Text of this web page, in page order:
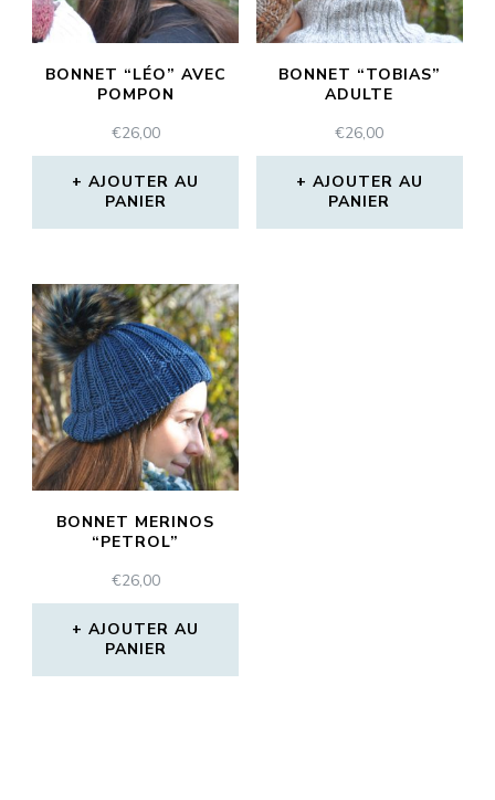
BONNET “LÉO” AVEC
POMPON
€26,00
AJOUTER AU
PANIER
BONNET “TOBIAS”
ADULTE
€26,00
AJOUTER AU
PANIER
BONNET MERINOS
“PETROL”
€26,00
AJOUTER AU
PANIER